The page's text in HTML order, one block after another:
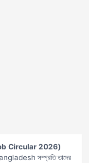
Circular 2026)
সম্প্রতি তাদের